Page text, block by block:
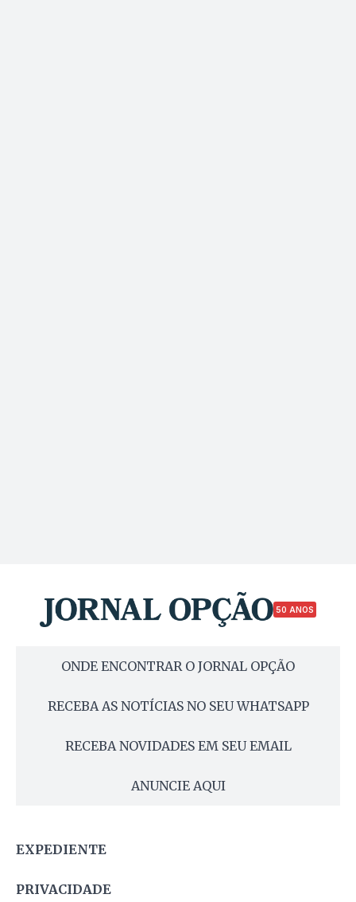
50 ANOS
ONDE ENCONTRAR O JORNAL OPÇÃO
RECEBA AS NOTÍCIAS NO SEU WHATSAPP
RECEBA NOVIDADES EM SEU EMAIL
ANUNCIE AQUI
EXPEDIENTE
PRIVACIDADE